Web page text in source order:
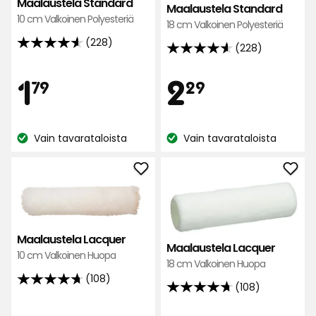
Maalaustela Standard
10 cm Valkoinen Polyesteriä
(228)
4.6
5:stä,
228
perusteella
Hinta
179
€
KatsoVain tavarataloista
Maalaustela Standard
18 cm Valkoinen Polyesteriä
(228)
4.6
5:stä,
228
perusteella
229
€
KatsoVain tavarataloista
Maalaustela Lacquer
10 cm Valkoinen Huopa
(108)
4.7
Lisää
Maalaustela
Lacquer
suosikkeihin
Maalaustela Lacquer
18 cm Valkoinen Huopa
(108)
4.7